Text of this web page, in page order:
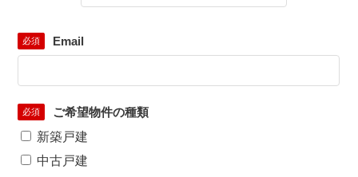
必須 Email
必須
ご希望物件の種類
新築戸建
中古戸建